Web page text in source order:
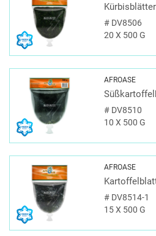
#DV8506
20 X 500 G
AFROASE
#DV8510
10 X 500 G
AFROASE
#DV8514-1
15 X 500 G